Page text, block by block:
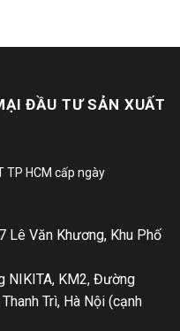
ĐẦU TƯ SẢN XUẤT
TP HCM cấp ngày
Lê Văn Khương, Khu Phố
NIKITA, KM2, Đường
Trì, Hà Nội (cạnh